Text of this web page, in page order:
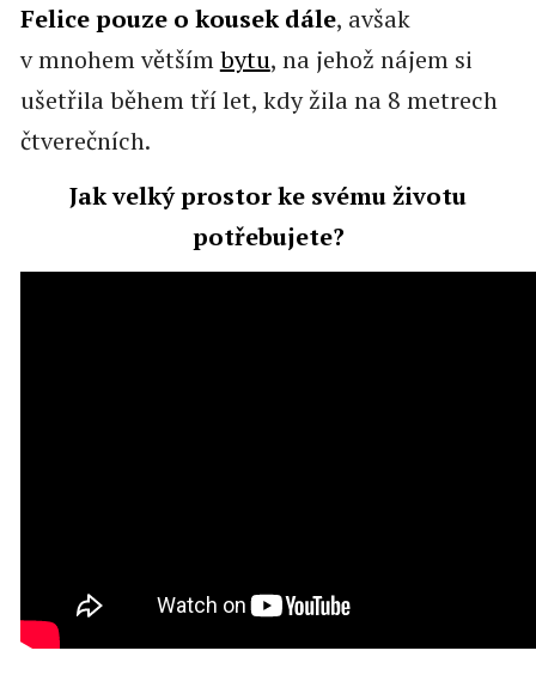
Felice pouze o kousek dále, avšak
v mnohem většímbytu, na jehož nájem si
ušetřila během tří let, kdy žila na 8 metrech
čtverečních.
Jak velký prostor ke svému životu
potřebujete?